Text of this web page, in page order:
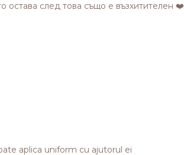
остава след това също е възхитителен ❤️
aplica uniform cu ajutorul ei